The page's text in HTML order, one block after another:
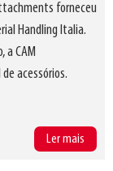
forneceu
Handling Italia.
a CAM
acessórios.
Ler mais